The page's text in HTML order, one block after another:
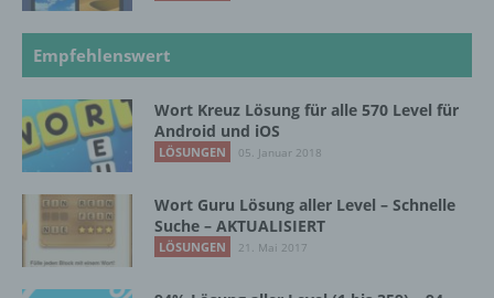
Empfehlenswert
Wort Kreuz Lösung für alle 570 Level für
Android und iOS
LÖSUNGEN 05. Januar 2018
Wort Guru Lösung aller Level – Schnelle
Suche – AKTUALISIERT
LÖSUNGEN 21. Mai 2017
Profiling ist jede Art der automatisierten
Verarbeitung personenbezogener Daten, die
darin besteht, dass diese
personenbezogenen Daten verwendet
die sich auf eine natürliche Person beziehen,
zu bewerten, insbesondere, um Aspekte
bezüglich Arbeitsleistung, wirtschaftlicher
Lage, Gesundheit, persönlicher Vorlieben,